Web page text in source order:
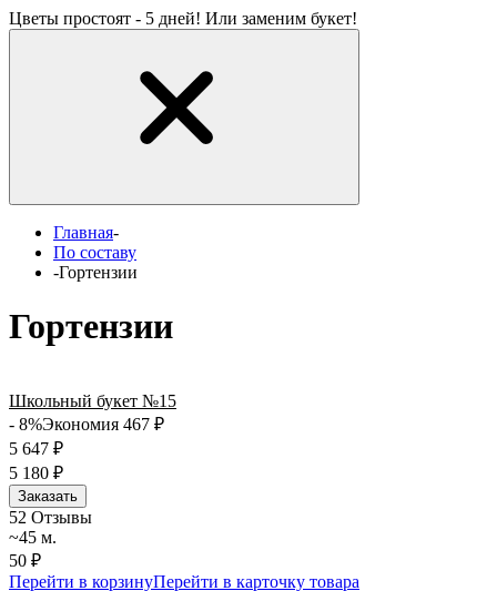
Цветы простоят - 5 дней! Или заменим букет!
Главная-
По составу
-Гортензии
Гортензии
Школьный букет №15
- 8%Экономия 467 ₽
5 647 ₽
5 180 ₽
Заказать
52 Отзывы
~45 м.
50 ₽
Перейти в корзинуПерейти в карточку товара